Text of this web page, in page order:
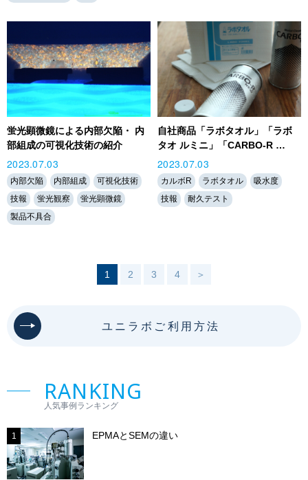
蛍光顕微鏡による内部欠陥・ 内
部組成の可視化技術の紹介
2023.07.03
内部欠陥 内部組成
可視化技術
技報
蛍光観察
蛍光顕微鏡
製品不具合
自社商品「ラボタオル」「ラボ
タオ ルミニ」「CARBO-R …
2023.07.03
カルボR ラボタオル
吸水度
技報
耐久テスト
1 2 3 4 ＞
ユニラボご利用方法
RANKING
人気事例ランキング
EPMAとSEMの違い
1